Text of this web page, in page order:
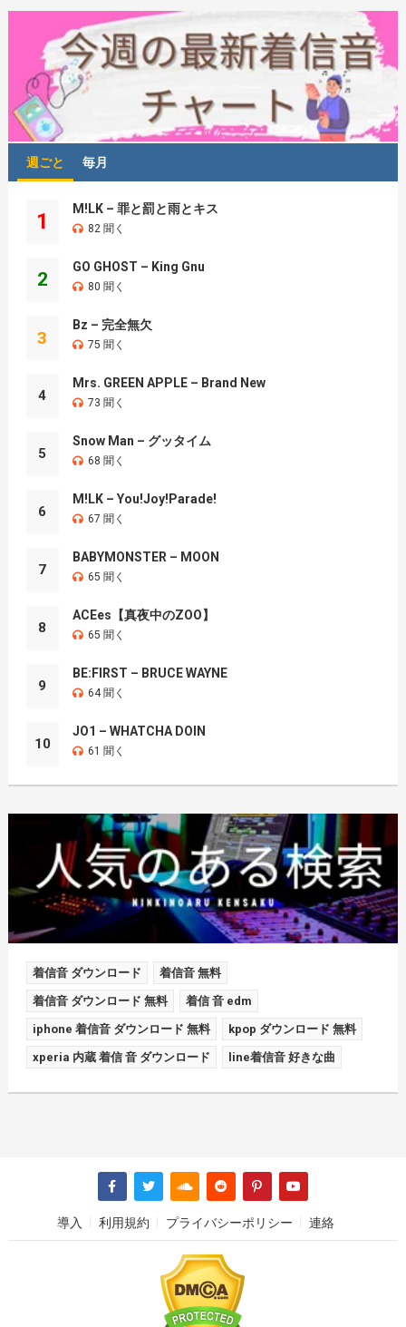
週ごと 毎月
1
M!LK – 罪と罰と雨とキス
82 聞く
2
GO GHOST – King Gnu
80 聞く
3
Bz – 完全無欠
75 聞く
4
Mrs. GREEN APPLE – Brand New
73 聞く
5
Snow Man – グッタイム
68 聞く
6
M!LK – You!Joy!Parade!
67 聞く
7
BABYMONSTER – MOON
65 聞く
8
ACEes【真夜中のZOO】
65 聞く
9
BE:FIRST – BRUCE WAYNE
64 聞く
10
JO1 – WHATCHA DOIN
61 聞く
着信音 ダウンロード 着信音 無料
着信音 ダウンロード 無料 着信 音 edm
iphone 着信音 ダウンロード 無料 kpop ダウンロード 無料
xperia 内蔵 着信 音 ダウンロード line着信音 好きな曲
導入 利用規約 プライバシーポリシー 連絡